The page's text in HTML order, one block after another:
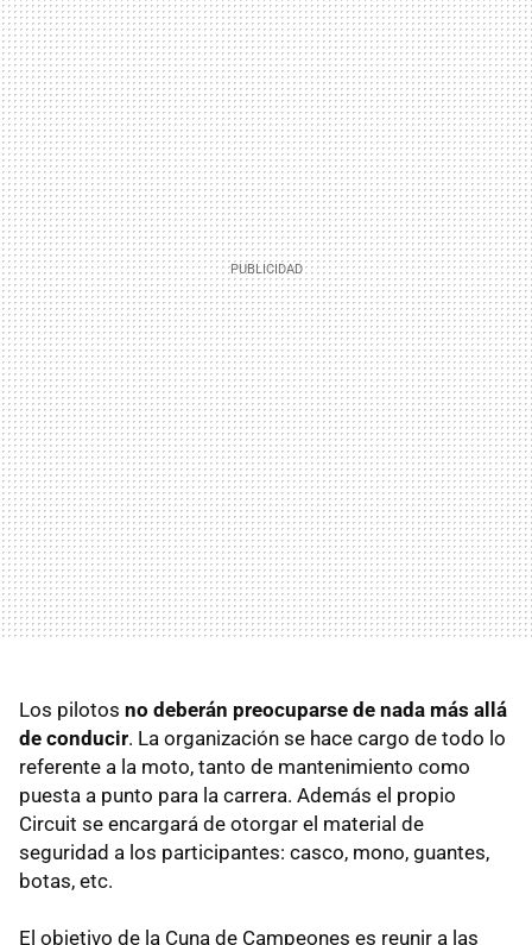
Los pilotos no deberán preocuparse de nada más allá
de conducir. La organización se hace cargo de todo lo
referente a la moto, tanto de mantenimiento como
puesta a punto para la carrera. Además el propio
Circuit se encargará de otorgar el material de
seguridad a los participantes: casco, mono, guantes,
botas, etc.
El objetivo de la Cuna de Campeones es reunir a las